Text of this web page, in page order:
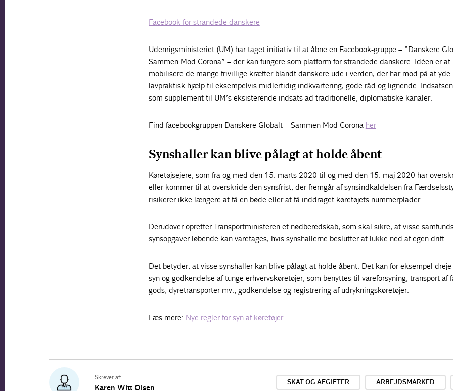
Facebook for strandede danskere
Udenrigsministeriet (UM) har taget initiativ til at åbne en Facebook-gruppe – ”Danskere
Sammen Mod Corona” – der kan fungere som platform for strandede danskere. Idéen er at
mobilisere de mange frivillige kræfter blandt danskere ude i verden, der har mod på at yde
lavpraktisk hjælp til eksempelvis midlertidig indkvartering, gode råd og lignende.
som supplement til UM’s eksisterende indsats ad traditionelle, diplomatiske kanaler.
Find facebookgruppen Danskere Globalt – Sammen Mod Corona her
Synshaller kan blive pålagt at holde åbent
Køretøjsejere, som fra og med den 15. marts 2020 til og med den 15. maj 2020 har
eller kommer til at overskride den synsfrist, der fremgår af synsindkaldelsen fra
risikerer ikke længere at få en bøde eller at få inddraget køretøjets nummerplader.
Derudover opretter Transportministeren et nødberedskab, som skal sikre, at visse
synsopgaver løbende kan varetages, hvis synshallerne beslutter at lukke ned af egen drift.
Det betyder, at visse synshaller kan blive pålagt at holde åbent. Det kan for eksempel
syn og godkendelse af tunge erhvervskøretøjer, som benyttes til vareforsyning, transport af
gods, dyretransporter mv., godkendelse og registrering af udrykningskøretøjer.
Læs mere: Nye regler for syn af køretøjer
Skrevet af:
Karen Witt Olsen
SKAT OG AFGIFTER ARBEJDSMARKED